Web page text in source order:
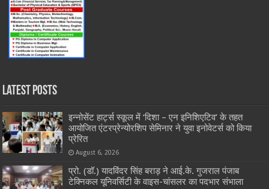
Latest Posts
इन्नोसेंट हार्ट्स स्कूल में ‘दिशा – एन इनिशिएटिव’ के तहत
आयोजित एंटरप्रेन्योरशिप सेमिनार ने युवा इनोवेटर्स को किया
प्रेरित
August 6, 2026
प्रो. (डॉ.) यादविंदर सिंह बराड़ ने आई.के. गुजराल पंजाब
टेक्निकल यूनिवर्सिटी के वाइस-चांसलर का पदभार संभाला